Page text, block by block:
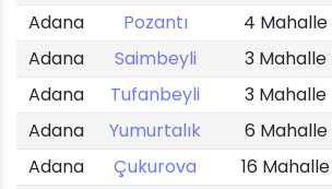
Adana
Pozantı 4 Mahalle
Adana
Saimbeyli 3 Mahalle
Adana
Tufanbeyli 3 Mahalle
Adana
Yumurtalık 6 Mahalle
Adana
Çukurova 16 Mahalle